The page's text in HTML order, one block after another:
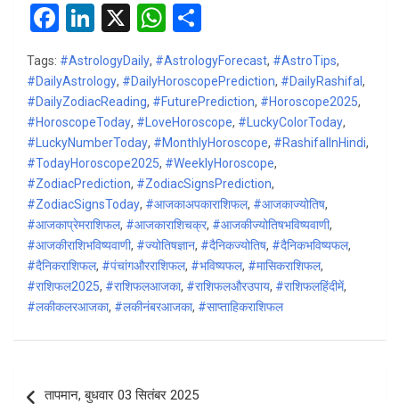
F
a
ce
b
o
o
k
Li
n
ke
dI
n
X
W
h
at
s
A
p
p
ar
e
Tags: #AstrologyDaily, #AstrologyForecast, #AstroTips,
#DailyAstrology, #DailyHoroscopePrediction, #DailyRashifal ,
#DailyZodiacReading, #FuturePrediction, #Horoscope2025,
#HoroscopeToday, #LoveHoroscope, #LuckyColorToday,
#LuckyNumberToday, #MonthlyHoroscope, #RashifalInHindi,
#TodayHoroscope2025, #WeeklyHoroscope,
#ZodiacPrediction, #ZodiacSignsPrediction,
#ZodiacSignsToday, #आजकाअपकाराशिफल, #आजकाज्योतिष,
#आजकाप्रेमराशिफल, #आजकाराशिचक्र, #आजकीज्योतिषभविष्यवाणी,
#आजकीराशिभविष्यवाणी, #ज्योतिषज्ञान, #दैनिकज्योतिष, #दैनिकभविष्यफल,
#दैनिकराशिफल, #पंचांगऔरराशिफल, #भविष्यफल, #मासिकराशिफल,
#राशिफल2025, #राशिफलआजका, #राशिफलऔरउपाय, #राशिफलहिंदीमें,
#लकीकलरआजका, #लकीनंबरआजका, #साप्ताहिकराशिफल
तापमान, बुधवार 03 सितंबर 2025